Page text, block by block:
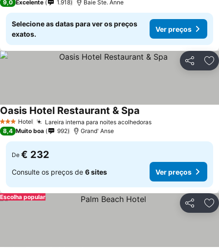
9,0 Excelente 1.918 Baie Ste. Anne
Selecione as datas para ver os preços
exatos.
Ver preços
Partilhar
3 EstrelasHotel Lareira interna para noites acolhedoras
Oasis Hotel Restaurant & Spa
8,4 Muito boa 992 Grand' Anse
De € 232
Consulte os preços de 6 sites Ver preços
Partilhar
Escolha popular